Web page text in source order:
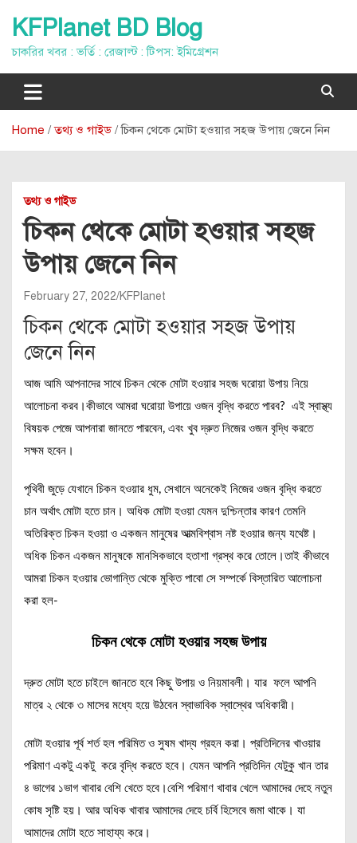
content
KFPlanet BD Blog
চাকরির খবর : ভর্তি : রেজাল্ট : টিপস: ইমিগ্রেশন
Home তথ্য ও গাইড চিকন থেকে মোটা হওয়ার সহজ উপায় জেনে নিন
তথ্য ও গাইড
চিকন থেকে মোটা হওয়ার সহজ
উপায় জেনে নিন
February 27, 2022 KFPlanet
চিকন থেকে মোটা হওয়ার সহজ উপায়
জেনে নিন
আজ আমি আপনাদের সাথে চিকন থেকে মোটা হওয়ার সহজ ঘরোয়া উপায় নিয়ে
আলোচনা করব।কীভাবে আমরা ঘরোয়া উপায়ে ওজন বৃদ্ধি করতে পারব? এই স্বাস্থ্য
বিষয়ক পেজে আপনারা জানতে পারবেন, এবং খুব দ্রুত নিজের ওজন বৃদ্ধি করতে
সক্ষম হবেন।
পৃথিবী জুড়ে যেখানে চিকন হওয়ার ধুম, সেখানে অনেকেই নিজের ওজন বৃদ্ধি করতে
চান অর্থাৎ মোটা হতে চান। অধিক মোটা হওয়া যেমন দুশ্চিন্তার কারণ তেমনি
অতিরিক্ত চিকন হওয়া ও একজন মানুষের আত্মবিশ্বাস নষ্ট হওয়ার জন্য যথেষ্ট।
অধিক চিকন একজন মানুষকে মানসিকভাবে হতাশা গ্রস্থ করে তোলে।তাই কীভাবে
আমরা চিকন হওয়ার ভোগান্তি থেকে মুক্তি পাবো সে সম্পর্কে বিস্তারিত আলোচনা
করা হল-
চিকন থেকে মোটা হওয়ার সহজ উপায়
দ্রুত মোটা হতে চাইলে জানতে হবে কিছু উপায় ও নিয়মাবলী। যার ফলে আপনি
মাত্র ২ থেকে ৩ মাসের মধ্যে হয়ে উঠবেন স্বাভাবিক স্বাস্থের অধিকারী।
মোটা হওয়ার পূর্ব শর্ত হল পরিমিত ও সুষম খাদ্য গ্রহন করা। প্রতিদিনের খাওয়ার
পরিমাণ একটু একটু করে বৃদ্ধি করতে হবে। যেমন আপনি প্রতিদিন যেটুকু খান তার
৪ ভাগের ১ভাগ খাবার বেশি খেতে হবে।বেশি পরিমাণ খাবার খেলে আমাদের দেহে নতুন
কোষ সৃষ্টি হয়। আর অধিক খাবার আমাদের দেহে চর্বি হিসেবে জমা থাকে। যা
আমাদের মোটা হতে সাহায্য করে।